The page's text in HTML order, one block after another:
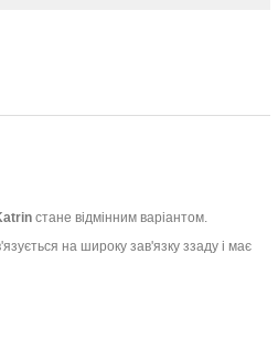
стане відмінним варіантом.
на широку зав'язку ззаду і має